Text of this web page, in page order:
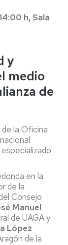
h, Sala
y
medio
de
la Oficina
en la
de la
Consejo
Manuel
de UAGA y
López
de la